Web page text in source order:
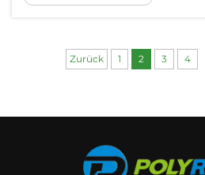
Entwicklung
Anlagen spielen eine
der Umwandlung von
Zurück 1 2 3 4